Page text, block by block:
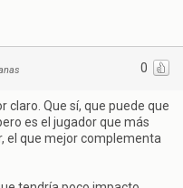
0
claro. Que sí, que puede que
es el jugador que más
el que mejor complementa